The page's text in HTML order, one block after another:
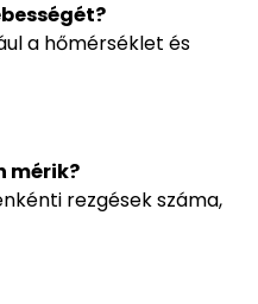
a hőmérséklet és
mérik?
rezgések száma,